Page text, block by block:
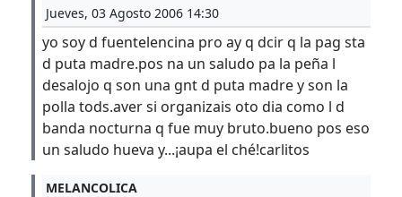
Jueves, 03 Agosto 2006 14:30
yo soy d fuentelencina pro ay q dcir q la pag sta
d puta madre.pos na un saludo pa la peña l
desalojo q son una gnt d puta madre y son la
polla tods.aver si organizais oto dia como l d
banda nocturna q fue muy bruto.bueno pos eso
un saludo hueva y...¡aupa el ché!carlitos
MELANCOLICA